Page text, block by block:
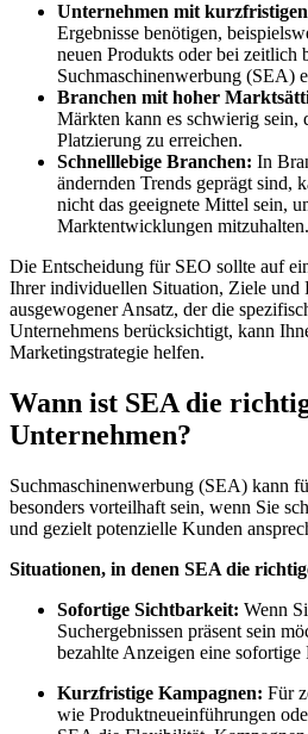
Unternehmen mit
Ergebnisse benötigen,
neuen Produkts oder bei zeitlich
Suchmaschinenwerbung (SEA)
Branchen mit hoher
Märkten kann es schwierig sein,
Platzierung zu erreichen.
Schnelllebige Branchen: In
ändernden Trends geprägt sind,
nicht das geeignete Mittel sein,
Marktentwicklungen mitzuhalten.
Die Entscheidung für SEO sollte auf
Ihrer individuellen Situation, Ziele und
ausgewogener Ansatz, der die
Unternehmens berücksichtigt, kann
Marketingstrategie helfen.
Wann ist SEA die
Unternehmen?
Suchmaschinenwerbung (SEA) kann
besonders vorteilhaft sein, wenn Sie
und gezielt potenzielle Kunden
Situationen, in denen SEA die
Sofortige Sichtbarkeit: Wenn
Suchergebnissen präsent sein
bezahlte Anzeigen eine sofortige
Kurzfristige Kampagnen: Für
wie Produktneueinführungen